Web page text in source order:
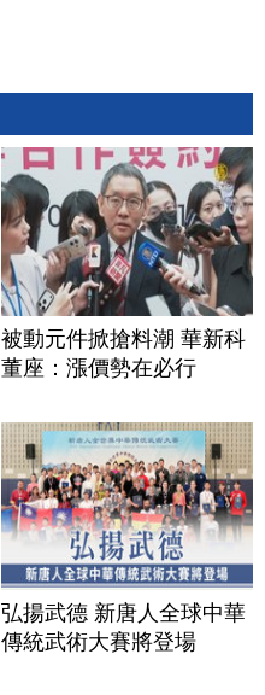
被動元件掀搶料潮 華新科
董座：漲價勢在必行
弘揚武德 新唐人全球中華
傳統武術大賽將登場